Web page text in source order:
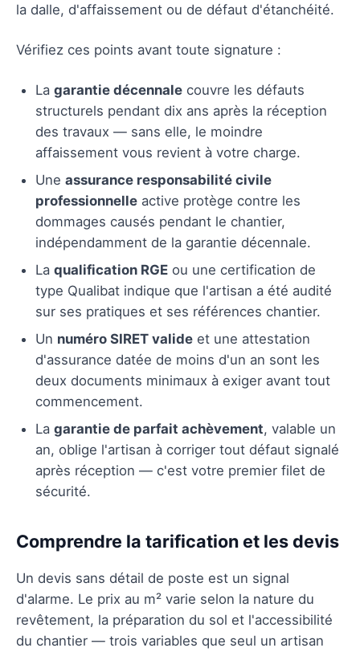
la dalle, d'affaissement ou de défaut d'étanchéité.
Vérifiez ces points avant toute signature :
La garantie décennale couvre les défauts
structurels pendant dix ans après la réception
des travaux — sans elle, le moindre
affaissement vous revient à votre charge.
Une assurance responsabilité civile
professionnelle active protège contre les
dommages causés pendant le chantier,
indépendamment de la garantie décennale.
La qualification RGE ou une certification de
type Qualibat indique que l'artisan a été audité
sur ses pratiques et ses références chantier.
Un numéro SIRET valide et une attestation
d'assurance datée de moins d'un an sont les
deux documents minimaux à exiger avant tout
commencement.
La garantie de parfait achèvement, valable un
an, oblige l'artisan à corriger tout défaut signalé
après réception — c'est votre premier filet de
sécurité.
Comprendre la tarification et les devis
Un devis sans détail de poste est un signal
d'alarme. Le prix au m² varie selon la nature du
revêtement, la préparation du sol et l'accessibilité
du chantier — trois variables que seul un artisan